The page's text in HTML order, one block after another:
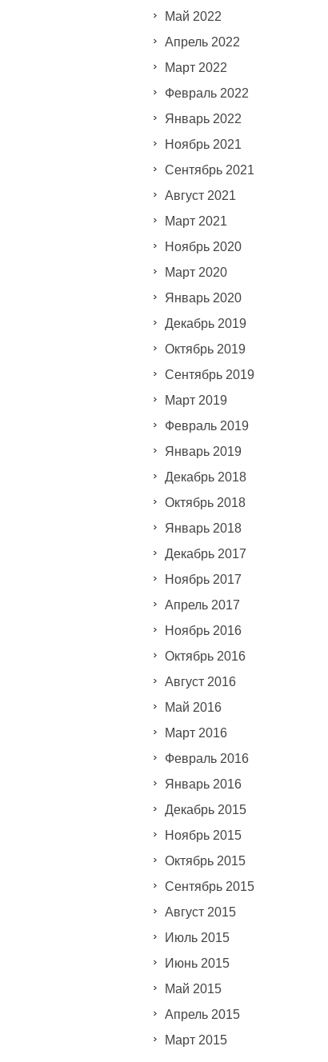
Май 2022
Апрель 2022
Март 2022
Февраль 2022
Январь 2022
Ноябрь 2021
Сентябрь 2021
Август 2021
Март 2021
Ноябрь 2020
Март 2020
Январь 2020
Декабрь 2019
Октябрь 2019
Сентябрь 2019
Март 2019
Февраль 2019
Январь 2019
Декабрь 2018
Октябрь 2018
Январь 2018
Декабрь 2017
Ноябрь 2017
Апрель 2017
Ноябрь 2016
Октябрь 2016
Август 2016
Май 2016
Март 2016
Февраль 2016
Январь 2016
Декабрь 2015
Ноябрь 2015
Октябрь 2015
Сентябрь 2015
Август 2015
Июль 2015
Июнь 2015
Май 2015
Апрель 2015
Март 2015